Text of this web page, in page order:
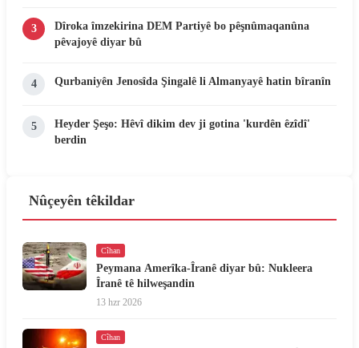
3
Dîroka îmzekirina DEM Partiyê bo pêşnûmaqanûna
pêvajoyê diyar bû
4 Qurbaniyên Jenosîda Şingalê li Almanyayê hatin bîranîn
5
Heyder Şeşo: Hêvî dikim dev ji gotina 'kurdên êzîdî'
berdin
Nûçeyên têkildar
Cîhan
Peymana Amerîka-Îranê diyar bû: Nukleera
Îranê tê hilweşandin
13 hzr 2026
Cîhan